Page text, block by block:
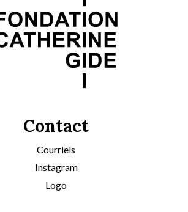
Contact
Courriels
Instagram
Logo